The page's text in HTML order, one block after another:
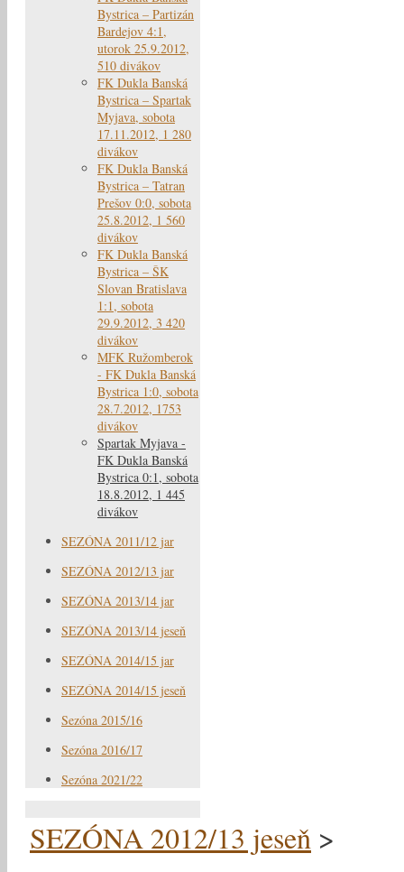
Bystrica – Partizán
Bardejov 4:1,
utorok 25.9.2012,
510 divákov
FK Dukla Banská
Bystrica – Spartak
Myjava, sobota
17.11.2012, 1 280
divákov
FK Dukla Banská
Bystrica – Tatran
Prešov 0:0, sobota
25.8.2012, 1 560
divákov
FK Dukla Banská
Bystrica – ŠK
Slovan Bratislava
1:1, sobota
29.9.2012, 3 420
divákov
MFK Ružomberok
- FK Dukla Banská
Bystrica 1:0, sobota
28.7.2012, 1753
divákov
Spartak Myjava -
FK Dukla Banská
Bystrica 0:1, sobota
18.8.2012, 1 445
divákov
SEZÓNA 2011/12 jar
SEZÓNA 2012/13 jar
SEZÓNA 2013/14 jar
SEZÓNA 2013/14 jeseň
SEZÓNA 2014/15 jar
SEZÓNA 2014/15 jeseň
Sezóna 2015/16
Sezóna 2016/17
Sezóna 2021/22
SEZÓNA 2012/13 jeseň >